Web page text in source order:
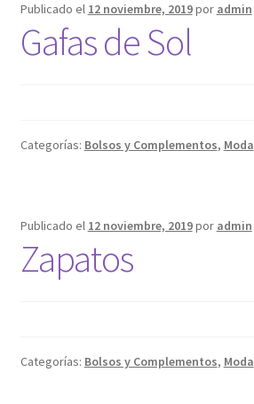
CARRITO
INMOBILIARIA
Lopd y Rgpd
Publicado el 12 noviembre, 2019por admin
Gafas de Sol
Categorías: Bolsos y Complementos, Moda
Publicado el 12 noviembre, 2019por admin
Zapatos
Categorías: Bolsos y Complementos, Moda